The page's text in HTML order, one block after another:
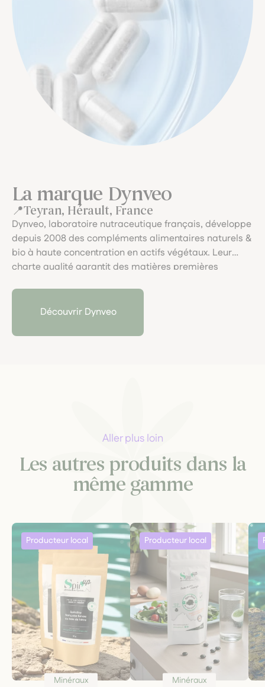
La marque Dynveo
Teyran, Hérault, France
Dynveo, laboratoire nutraceutique français, développe
depuis 2008 des compléments alimentaires naturels &
bio à haute concentration en actifs végétaux. Leur
charte qualité garantit des matières premières
conditionnées en gélules végétales et emballées de
façon 100 % compostable. Leur démarche allie
Découvrir Dynveo
Aller plus loin
Les autres produits dans la
même gamme
Minéraux Minéraux